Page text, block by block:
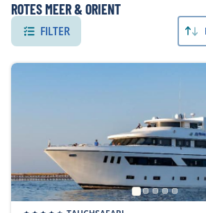
gewissen Monaten des Jahres mit
mit Walhaien zu schnorcheln. Das
Saudi-Arabien gilt als Geheimtipp
ROTES MEER & ORIENT
FILTER